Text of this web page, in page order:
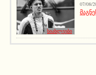
სიახლეები
07/08/